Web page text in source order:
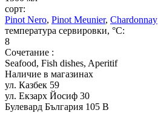
сорт:
Pinot Nero, Pinot Meunier, Chardonnay
температура сервировки, °C:
8
Сочетание :
Seafood, Fish dishes, Aperitif
Наличие в магазинах
ул. Казбек 59
ул. Екзарх Йосиф 30
Булевард България 105 В